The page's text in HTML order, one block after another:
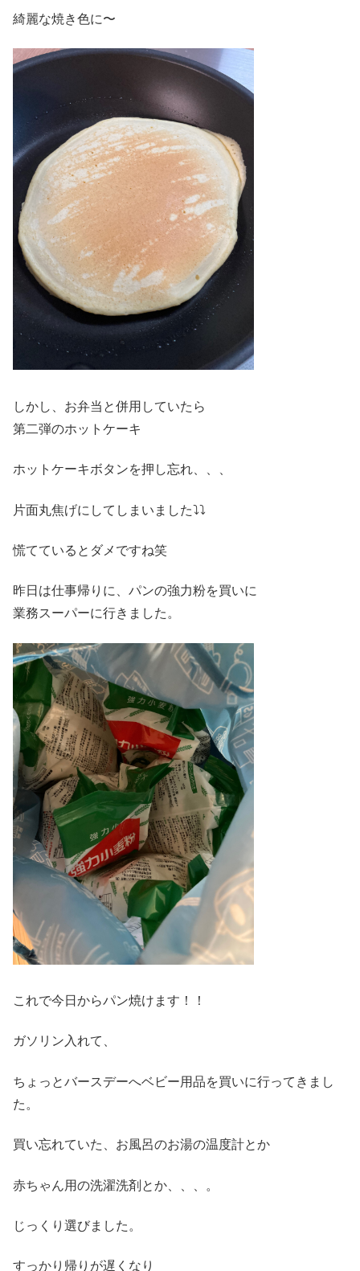
綺麗な焼き色に〜
しかし、お弁当と併用していたら
第二弾のホットケーキ
ホットケーキボタンを押し忘れ、、、
片面丸焦げにしてしまいました⤵︎⤵︎
慌てているとダメですね笑
昨日は仕事帰りに、パンの強力粉を買いに
業務スーパーに行きました。
これで今日からパン焼けます！！
ガソリン入れて、
ちょっとバースデーへベビー用品を買いに行ってきまし
た。
買い忘れていた、お風呂のお湯の温度計とか
赤ちゃん用の洗濯洗剤とか、、、。
じっくり選びました。
すっかり帰りが遅くなり